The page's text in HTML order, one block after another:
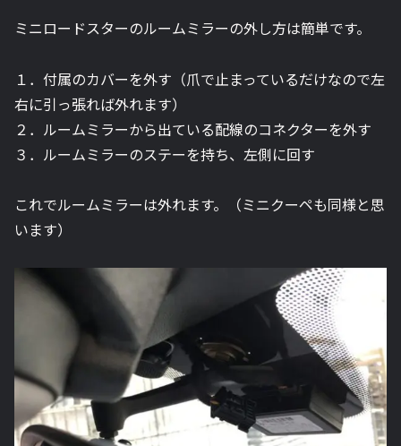
ミニロードスターのルームミラーの外し方は簡単です。
１．付属のカバーを外す（爪で止まっているだけなので左
右に引っ張れば外れます）
２．ルームミラーから出ている配線のコネクターを外す
３．ルームミラーのステーを持ち、左側に回す
これでルームミラーは外れます。（ミニクーペも同様と思
います）